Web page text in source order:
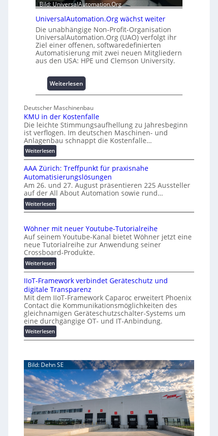
u
h
e
m
m
n
i
e
c
h
a
f
n
d
4
0
A
Bild: UniversalAutomation.Org
UniversalAutomation.Org wächst weiter
Die unabhängige Non-Profit-Organisation
UniversalAutomation.Org (UAO) verfolgt ihr
Ziel einer offenen, softwaredefinierten
Automatisierung mit zwei neuen Mitgliedern
aus den USA: HPE und Clemson University.
Weiterlesen
U
i
v
e
r
l
A
u
t
m
i
o
O
r
g
w
ä
c
s
w
e
t
e
Deutscher Maschinenbau
KMU in der Kostenfalle
Die leichte Stimmungsaufhellung zu Jahresbeginn
ist verflogen. Im deutschen Maschinen- und
Anlagenbau schnappt die Kostenfalle…
Weiterlesen:
K
M
U
i
n
d
e
K
o
s
t
e
n
f
a
l
l
e
AAA Zürich: Treffpunkt für praxisnahe
Automatisierungslösungen
Am 26. und 27. August präsentieren 225 Aussteller
auf der All About Automation sowie rund…
Weiterlesen:
A
A
Z
ü
r
i
c
h
:
T
r
e
f
f
p
n
k
t
f
ü
r
p
r
a
Wöhner mit neuer Youtube-Tutorialreihe
Auf seinem Youtube-Kanal bietet Wöhner jetzt eine
neue Tutorialreihe zur Anwendung seiner
Crossboard-Produkte.
Weiterlesen:
W
ö
h
n
e
r
m
i
t
e
u
e
r
Y
o
u
t
u
IIoT-Framework verbindet Geräteschutz und
digitale Transparenz
Mit dem IIoT-Framework Caparoc erweitert Phoenix
Contact die Kommunikationsmöglichkeiten des
gleichnamigen Geräteschutzschalter-Systems um
eine durchgängige OT- und IT-Anbindung.
Weiterlesen:
I
T
-
F
r
a
m
e
w
Bild: Dehn SE